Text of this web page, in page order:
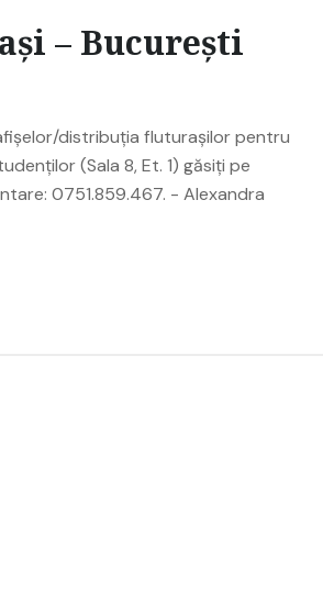
– București
distribuția fluturașilor pentru
(Sala 8, Et. 1) găsiți pe
0751.859.467. - Alexandra